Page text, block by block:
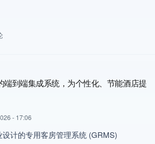
BuildingPro套件，实现建筑与物联网系统整
端到端集成系统，为个性化、节能酒店提
- 17:06
计的专用客房管理系统 (GRMS)